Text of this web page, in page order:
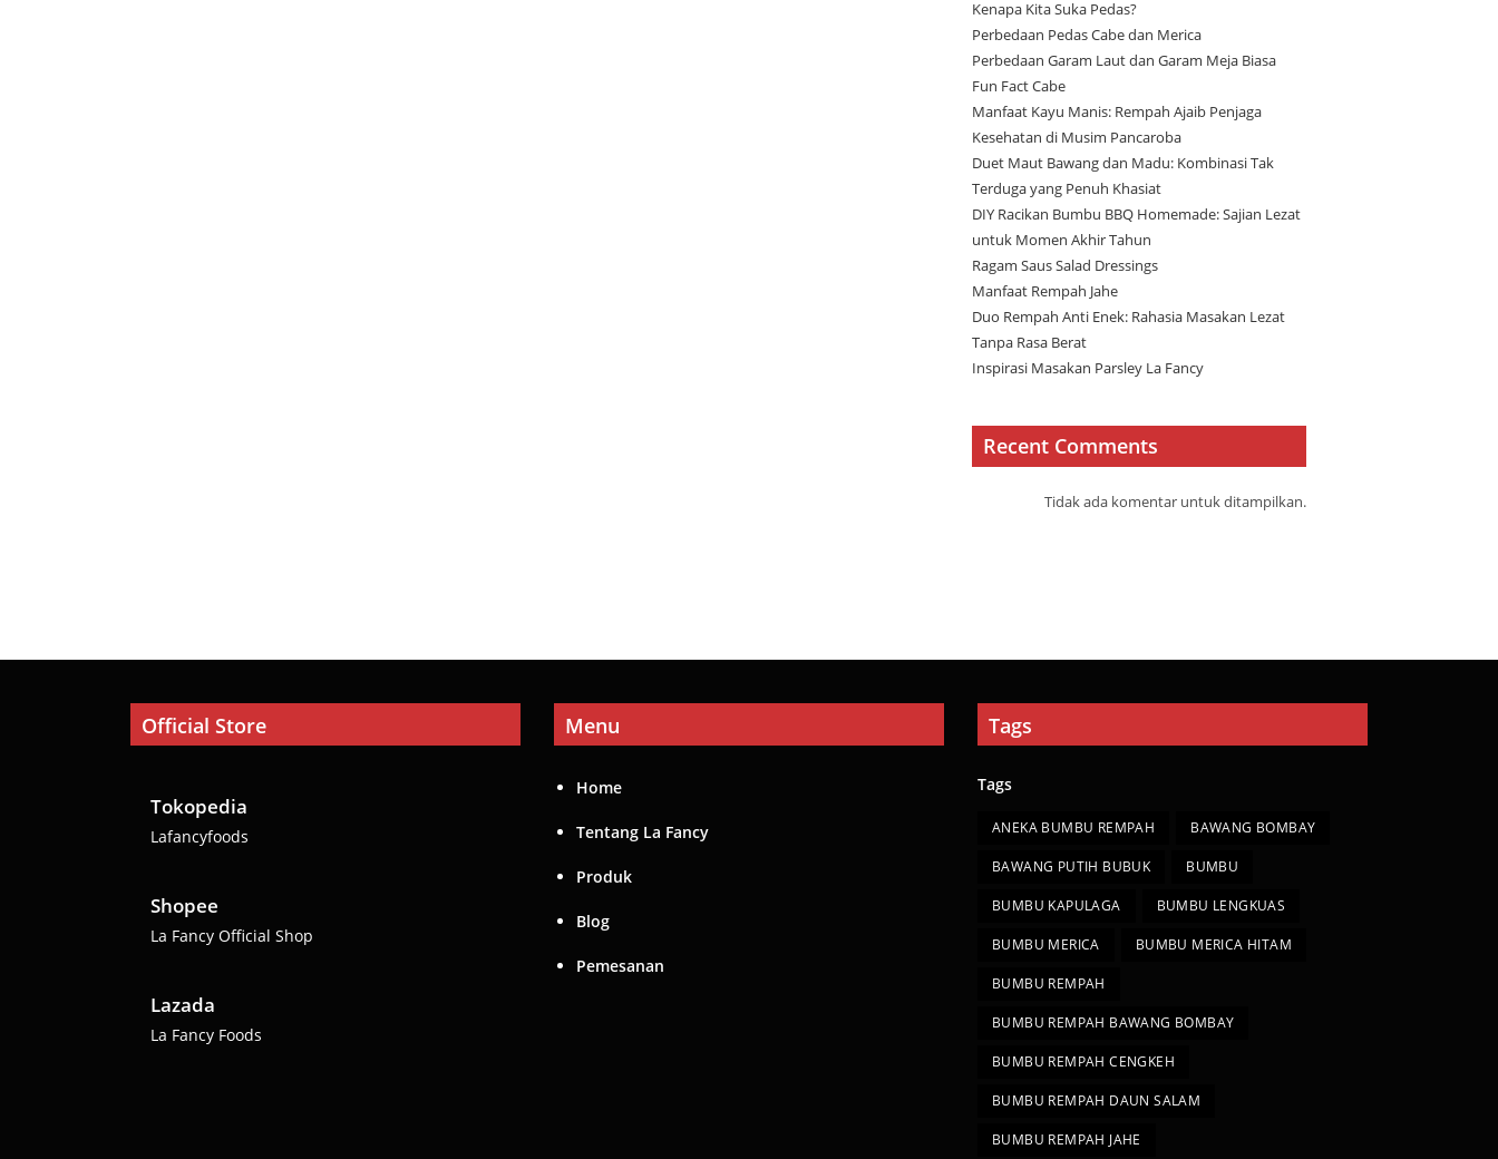
Kenapa Kita Suka Pedas?
Perbedaan Pedas Cabe dan Merica
Perbedaan Garam Laut dan Garam Meja Biasa
Fun Fact Cabe
Manfaat Kayu Manis: Rempah Ajaib Penjaga
Kesehatan di Musim Pancaroba
Duet Maut Bawang dan Madu: Kombinasi Tak
Terduga yang Penuh Khasiat
DIY Racikan Bumbu BBQ Homemade: Sajian Lezat
untuk Momen Akhir Tahun
Ragam Saus Salad Dressings
Manfaat Rempah Jahe
Duo Rempah Anti Enek: Rahasia Masakan Lezat
Tanpa Rasa Berat
Inspirasi Masakan Parsley La Fancy
Recent Comments
Tidak ada komentar untuk ditampilkan.
Official Store
Tokopedia
Lafancyfoods
Shopee
La Fancy Official Shop
Lazada
La Fancy Foods
Menu
Home
Tentang La Fancy
Produk
Blog
Pemesanan
Tags
Tags
ANEKA BUMBU REMPAH BAWANG BOMBAY
BAWANG PUTIH BUBUK BUMBU
BUMBU KAPULAGA BUMBU LENGKUAS
BUMBU MERICA BUMBU MERICA HITAM
BUMBU REMPAH
BUMBU REMPAH BAWANG BOMBAY
BUMBU REMPAH CENGKEH
BUMBU REMPAH DAUN SALAM
BUMBU REMPAH JAHE